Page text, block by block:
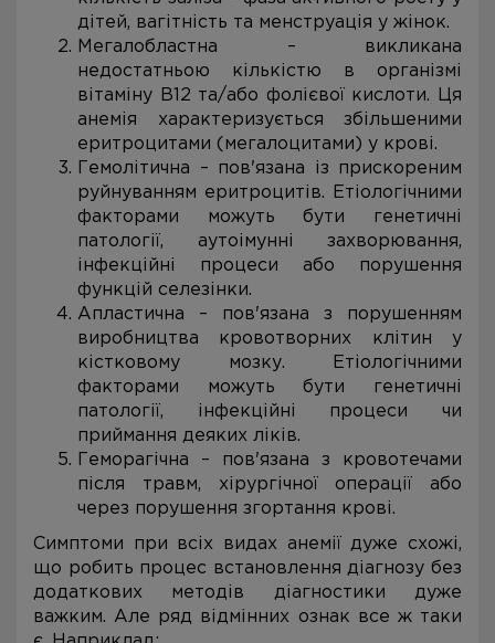
дітей, вагітність та менструація у жінок.
Мегалобластна – викликана
недостатньою кількістю в організмі
вітаміну B12 та/або фолієвої кислоти. Ця
анемія характеризується збільшеними
еритроцитами (мегалоцитами) у крові.
Гемолітична – пов'язана із прискореним
руйнуванням еритроцитів. Етіологічними
факторами можуть бути генетичні
патології, аутоімунні захворювання,
інфекційні процеси або порушення
функцій селезінки.
Апластична – пов'язана з порушенням
виробництва кровотворних клітин у
кістковому мозку. Етіологічними
факторами можуть бути генетичні
патології, інфекційні процеси чи
приймання деяких ліків.
Геморагічна – пов'язана з кровотечами
після травм, хірургічної операції або
через порушення згортання крові.
Симптоми при всіх видах анемії дуже схожі,
що робить процес встановлення діагнозу без
додаткових методів діагностики дуже
важким. Але ряд відмінних ознак все ж таки